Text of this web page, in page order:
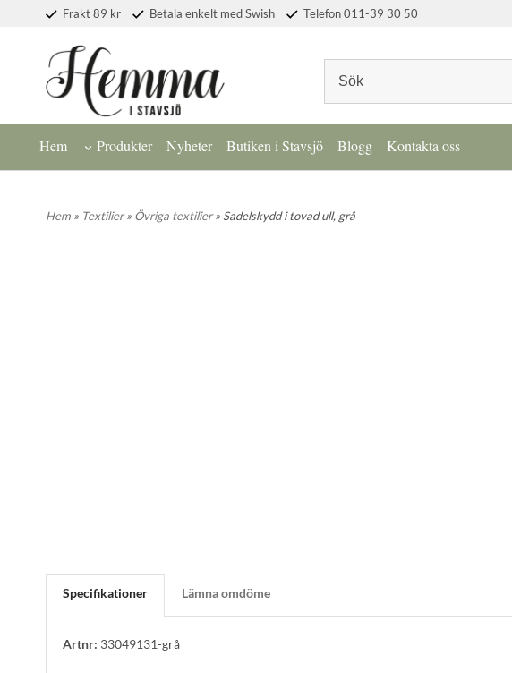
Frakt 89 kr Betala enkelt med Swish Telefon 011-39 30 50
Hem Produkter Nyheter Butiken i Stavsjö Blogg Kontakta oss
Hem » Textilier» Övriga textilier» Sadelskydd i tovad ull, grå
Specifikationer Lämna omdöme
Artnr: 33049131-grå